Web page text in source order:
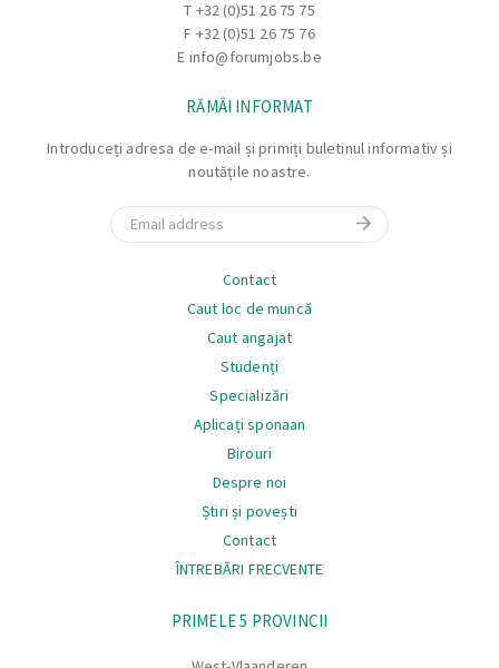
T +32 (0)51 26 75 75
F +32 (0)51 26 75 76
E info@forumjobs.be
RĂMÂI INFORMAT
Introduceți adresa de e-mail și primiți buletinul informativ și
noutățile noastre.
Email
Contact
Caut loc de muncă
Caut angajat
Studenți
Specializări
Aplicați sponaan
Birouri
Despre noi
Știri și povești
Contact
ÎNTREBĂRI FRECVENTE
PRIMELE 5 PROVINCII